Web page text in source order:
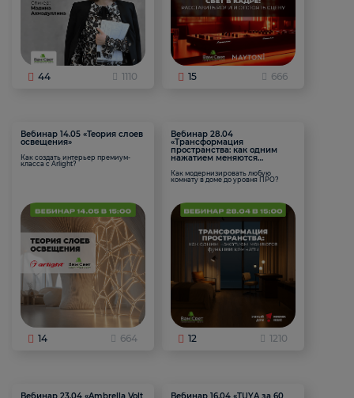
44 1110 15 666
Вебинар 14.05 «Теория слоев
освещения»
Как создать интерьер премиум-
класса с Arlight?
14 664
Вебинар 28.04
«Трансформация
пространства: как одним
нажатием меняются
Как модернизировать любую
комнату в доме до уровня ПРО?
12 1210